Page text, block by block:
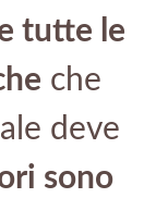
tutte le
che
deve
sono